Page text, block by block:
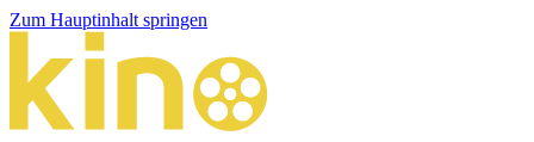
Zum Hauptinhalt springen